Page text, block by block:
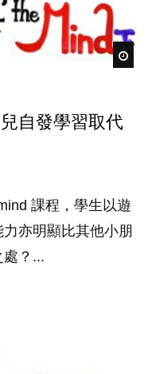
自發學習取代
課程，學生以遊
亦明顯比其他小朋
？...